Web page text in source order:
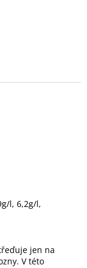
l, 6,2g/l,
jen na
V této